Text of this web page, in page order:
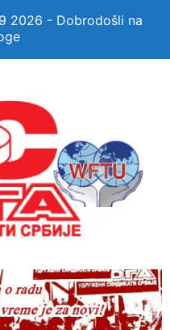
2026 - Dobrodošli na